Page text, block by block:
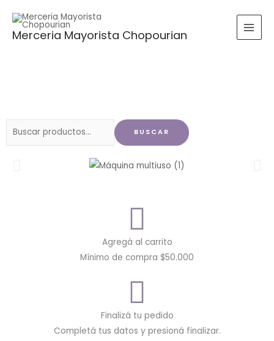
contenido
Merceria Mayorista Chopourian
Buscar
BUSCAR
Agregá al carrito
Mínimo de compra $50.000
Finalizá tu pedido
Completá tus datos y presioná finalizar.